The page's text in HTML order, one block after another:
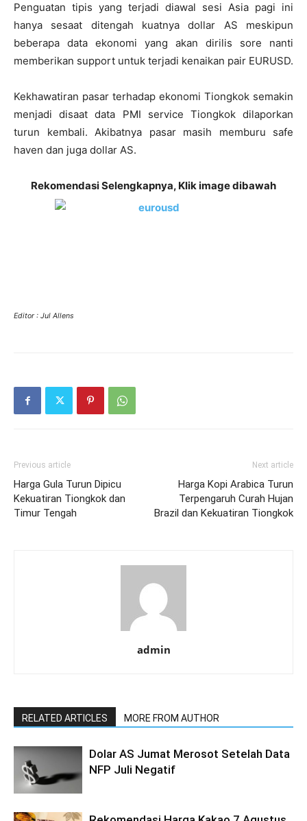
Penguatan tipis yang terjadi diawal sesi Asia pagi ini
hanya sesaat ditengah kuatnya dollar AS meskipun
beberapa data ekonomi yang akan dirilis sore nanti
memberikan support untuk terjadi kenaikan pair EURUSD.
Kekhawatiran pasar terhadap ekonomi Tiongkok semakin
menjadi disaat data PMI service Tiongkok dilaporkan
turun kembali. Akibatnya pasar masih memburu safe
haven dan juga dollar AS.
Rekomendasi Selengkapnya, Klik image dibawah
Editor : Jul Allens
Previous article
Harga Gula Turun Dipicu
Kekuatiran Tiongkok dan
Timur Tengah
Next article
Harga Kopi Arabica Turun
Terpengaruh Curah Hujan
Brazil dan Kekuatiran Tiongkok
admin
RELATED ARTICLES MORE FROM AUTHOR
Dolar AS Jumat Merosot Setelah Data
NFP Juli Negatif